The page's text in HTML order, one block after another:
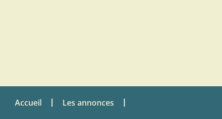
Accueil Les annonces